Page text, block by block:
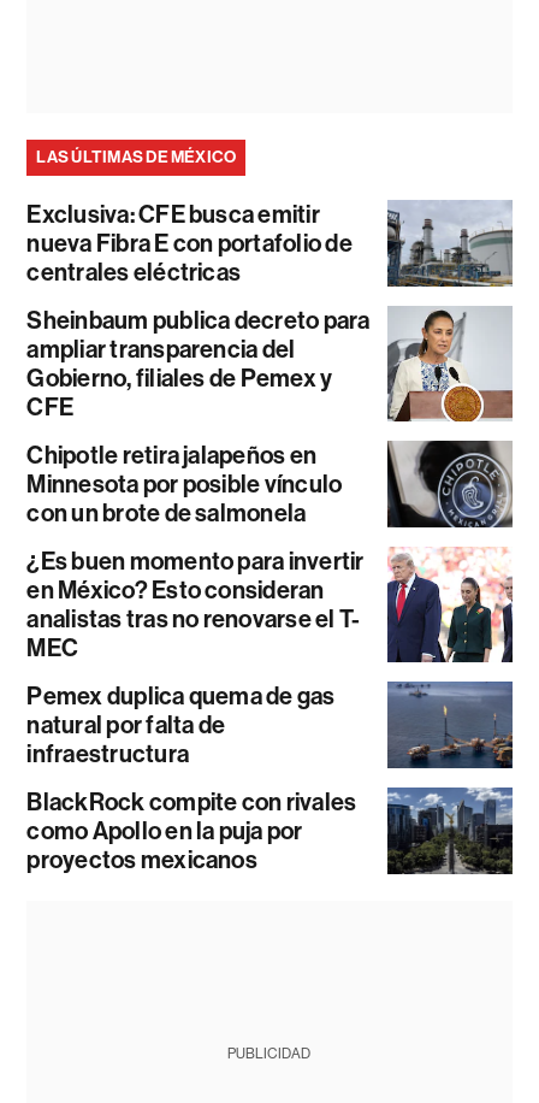
LAS ÚLTIMAS DE MÉXICO
Exclusiva: CFE busca emitir
nueva Fibra E con portafolio de
centrales eléctricas
Sheinbaum publica decreto para
ampliar transparencia del
Gobierno, filiales de Pemex y
CFE
Chipotle retira jalapeños en
Minnesota por posible vínculo
con un brote de salmonela
¿Es buen momento para invertir
en México? Esto consideran
analistas tras no renovarse el T-
MEC
Pemex duplica quema de gas
natural por falta de
infraestructura
BlackRock compite con rivales
como Apollo en la puja por
proyectos mexicanos
PUBLICIDAD